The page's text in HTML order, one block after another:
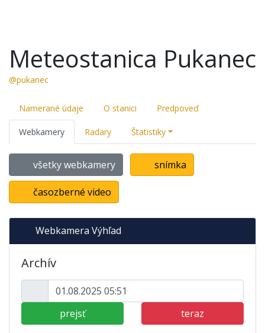
Meteostanica Pukanec
@pukanec
Namerané údaje O stanici Predpoveď
Webkamery Radary Štatistiky
všetky webkamery snímka
časozberné video
Webkamera Výhľad
Archív
prejsť teraz